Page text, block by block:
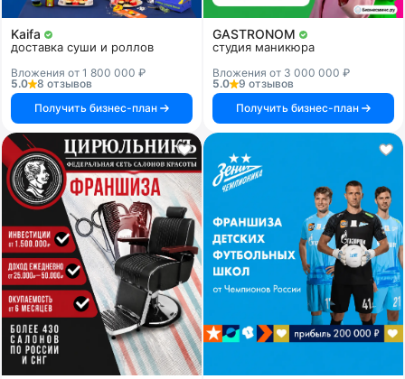
Kaifa
доставка суши и роллов
Вложения от 1 800 000 ₽
5.0
8 отзывов
Получить бизнес-план
GASTRONOM
студия маникюра
Вложения от 3 000 000 ₽
5.0
9 отзывов
Получить бизнес-план